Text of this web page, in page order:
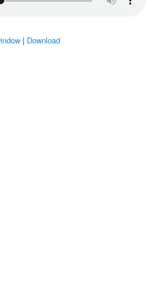
| Download